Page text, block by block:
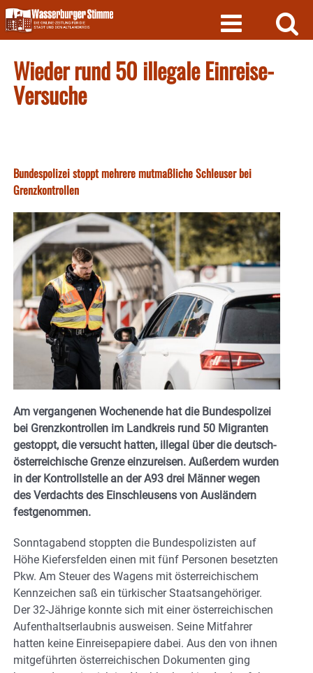
Skip
to
content
Wieder rund 50 illegale Einreise-
Versuche
Bundespolizei stoppt mehrere mutmaßliche Schleuser bei
Grenzkontrollen
Am vergangenen Wochenende hat die Bundespolizei
bei Grenzkontrollen im Landkreis rund 50 Migranten
gestoppt, die versucht hatten, illegal über die deutsch-
österreichische Grenze einzureisen. Außerdem wurden
in der Kontrollstelle an der A93 drei Männer wegen
des Verdachts des Einschleusens von Ausländern
festgenommen.
Sonntagabend stoppten die Bundespolizisten auf
Höhe Kiefersfelden einen mit fünf Personen besetzten
Pkw. Am Steuer des Wagens mit österreichischem
Kennzeichen saß ein türkischer Staatsangehöriger.
Der 32-Jährige konnte sich mit einer österreichischen
Aufenthaltserlaubnis ausweisen. Seine Mitfahrer
hatten keine Einreisepapiere dabei. Aus den von ihnen
mitgeführten österreichischen Dokumenten ging